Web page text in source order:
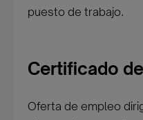
puesto de trabajo.
Certificado
Oferta de empleo